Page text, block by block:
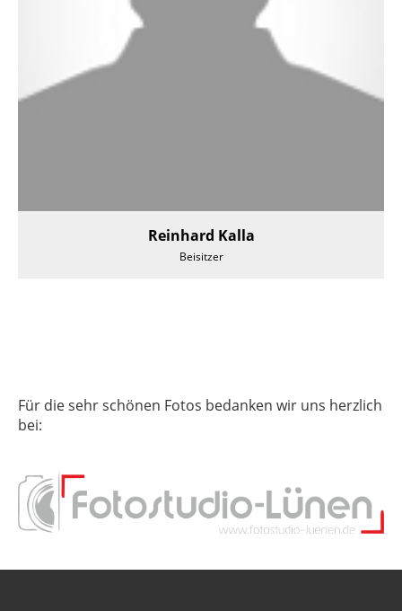
Reinhard Kalla
Beisitzer
Für die sehr schönen Fotos bedanken wir uns herzlich
bei: